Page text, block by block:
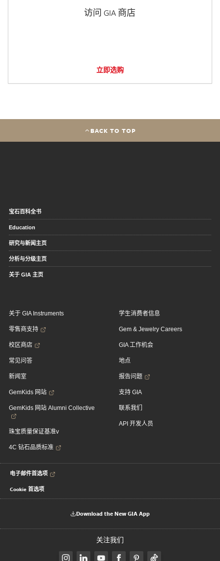
访问 GIA 商店
立即选购
BACK TO TOP
宝石百科全书
Education
研究与新闻主页
分析与分级主页
关于 GIA 主页
关于 GIA Instruments
零售商支持
校区商店
常见问答
新闻室
GemKids 网站
GemKids 网站 Alumni Collective
珠宝质量保证基准v
4C 钻石品质标准
学生消费者信息
Gem & Jewelry Careers
GIA 工作机会
地点
报告问题
支持 GIA
联系我们
API 开发人员
电子邮件首选项
Cookie 首选项
Download the New GIA App
关注我们